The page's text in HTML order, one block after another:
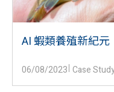
AI 蝦類養殖新紀
06/08/2023 Case